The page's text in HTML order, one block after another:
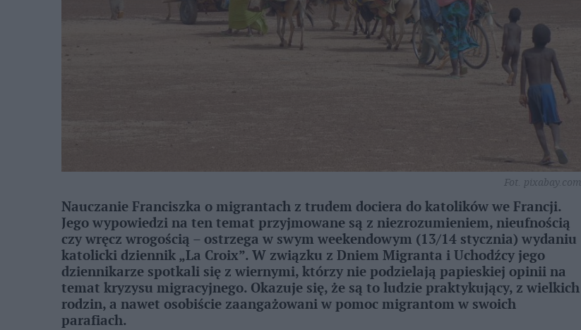
Fot. pixabay.com
Nauczanie Franciszka o migrantach z trudem dociera do katolików we Francji.
Jego wypowiedzi na ten temat przyjmowane są z niezrozumieniem, nieufnością
czy wręcz wrogością – ostrzega w swym weekendowym (13/14 stycznia) wydaniu
katolicki dziennik „La Croix”. W związku z Dniem Migranta i Uchodźcy jego
dziennikarze spotkali się z wiernymi, którzy nie podzielają papieskiej opinii na
temat kryzysu migracyjnego. Okazuje się, że są to ludzie praktykujący, z wielkich
rodzin, a nawet osobiście zaangażowani w pomoc migrantom w swoich
parafiach.